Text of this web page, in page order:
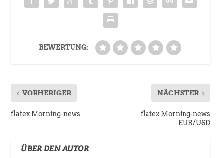
BEWERTUNG:
VORHERIGER
flatex Morning-news
NÄCHSTER
flatex Morning-news
EUR/USD
ÜBER DEN AUTOR